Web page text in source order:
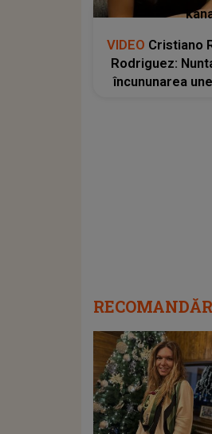
VIDEO Cristiano
Rodriguez:
încununarea